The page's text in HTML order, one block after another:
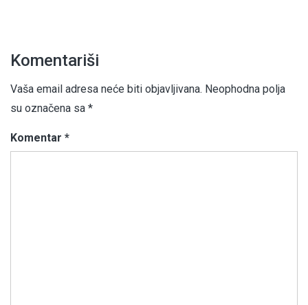
Komentariši
Vaša email adresa neće biti objavljivana. Neophodna polja
su označena sa *
Komentar *